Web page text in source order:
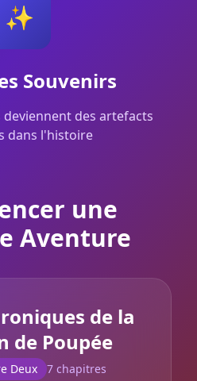
✨
Souvenirs
des artefacts
dans l'histoire
une
Aventure
de la
de Poupée
Deux 7 chapitres